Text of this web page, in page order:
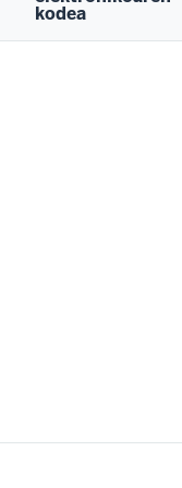
kodea